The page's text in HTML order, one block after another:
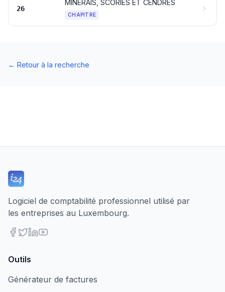
26
MINERAIS, SCORIES ET CENDRES
CHAPITRE
← Retour à la recherche
Logiciel de comptabilité professionnel utilisé par
les entreprises au Luxembourg.
Outils
Générateur de factures